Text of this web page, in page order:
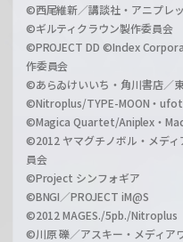
©西尾維新／講談社・アニプレ
©ギルティクラウン製作委員会
©PROJECT DD ©Index
作委員会
©あらゐけいいち・角川書店／
©Nitroplus/TYPE-MOON・
©Magica Quartet/Aniplex・
©2012 ヤマグチノボル・メデ
員会
©Project シンフォギア
©BNGI／PROJECT iM@S
©2012 MAGES./5pb./Nitroplus
©川原 礫／アスキー・メディア